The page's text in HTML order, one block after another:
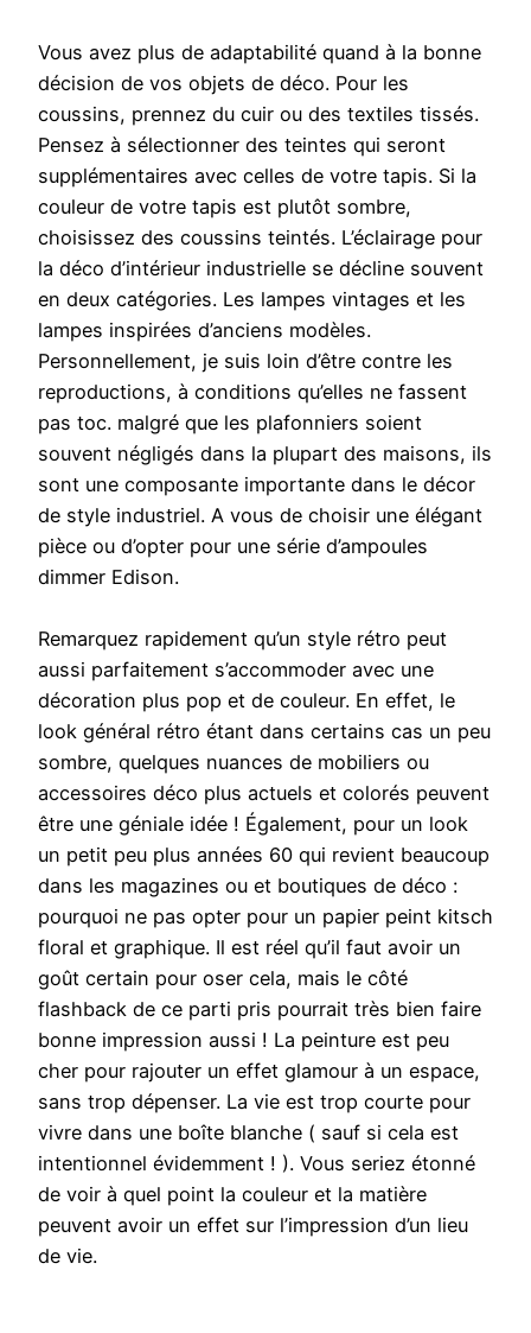
Vous avez plus de adaptabilité quand à la bonne
décision de vos objets de déco. Pour les
coussins, prennez du cuir ou des textiles tissés.
Pensez à sélectionner des teintes qui seront
supplémentaires avec celles de votre tapis. Si la
couleur de votre tapis est plutôt sombre,
choisissez des coussins teintés. L’éclairage pour
la déco d’intérieur industrielle se décline souvent
en deux catégories. Les lampes vintages et les
lampes inspirées d’anciens modèles.
Personnellement, je suis loin d’être contre les
reproductions, à conditions qu’elles ne fassent
pas toc. malgré que les plafonniers soient
souvent négligés dans la plupart des maisons, ils
sont une composante importante dans le décor
de style industriel. A vous de choisir une élégant
pièce ou d’opter pour une série d’ampoules
dimmer Edison.
Remarquez rapidement qu’un style rétro peut
aussi parfaitement s’accommoder avec une
décoration plus pop et de couleur. En effet, le
look général rétro étant dans certains cas un peu
sombre, quelques nuances de mobiliers ou
accessoires déco plus actuels et colorés peuvent
être une géniale idée ! Également, pour un look
un petit peu plus années 60 qui revient beaucoup
dans les magazines ou et boutiques de déco :
pourquoi ne pas opter pour un papier peint kitsch
floral et graphique. Il est réel qu’il faut avoir un
goût certain pour oser cela, mais le côté
flashback de ce parti pris pourrait très bien faire
bonne impression aussi ! La peinture est peu
cher pour rajouter un effet glamour à un espace,
sans trop dépenser. La vie est trop courte pour
vivre dans une boîte blanche ( sauf si cela est
intentionnel évidemment ! ). Vous seriez étonné
de voir à quel point la couleur et la matière
peuvent avoir un effet sur l’impression d’un lieu
de vie.